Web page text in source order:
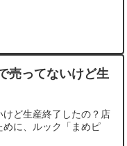
売ってないけど生
ど生産終了したの？店
に、ルック「まめピ